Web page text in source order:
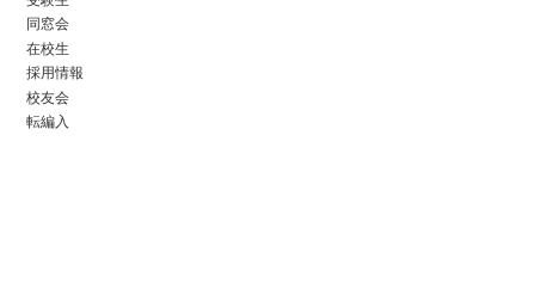
同窓会
在校生
採用情報
校友会
転編入